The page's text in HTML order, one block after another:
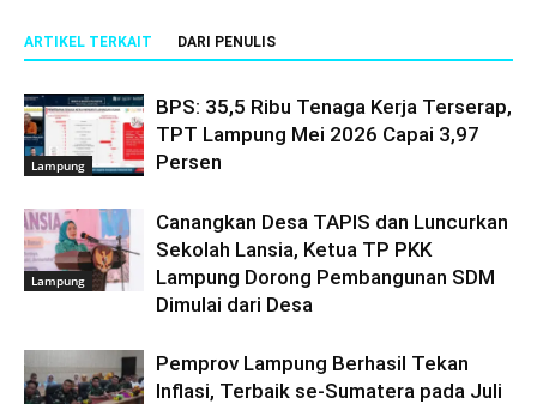
ARTIKEL TERKAIT DARI PENULIS
Lampung
BPS: 35,5 Ribu Tenaga Kerja Terserap,
TPT Lampung Mei 2026 Capai 3,97
Persen
Lampung
Canangkan Desa TAPIS dan Luncurkan
Sekolah Lansia, Ketua TP PKK
Lampung Dorong Pembangunan SDM
Dimulai dari Desa
Pemprov Lampung Berhasil Tekan
Inflasi, Terbaik se-Sumatera pada Juli